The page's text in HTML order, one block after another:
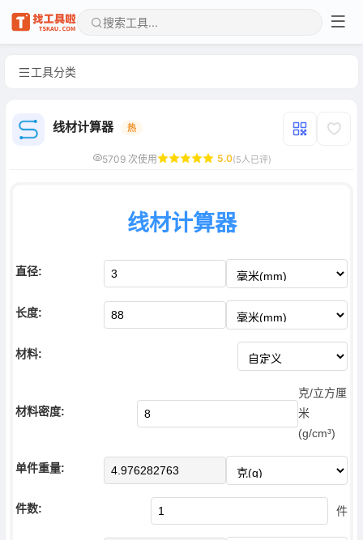
工具分类
线材计算器 热
5709 次使用 5.0(5人已评)
线材计算器
直径:
长度:
材料:
材料密度:
克/立方厘
米
(g/cm³)
单件重量:
件数: 件